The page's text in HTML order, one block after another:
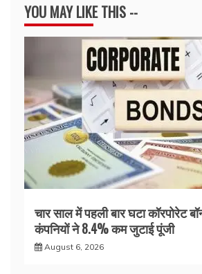
YOU MAY LIKE THIS --
चार साल में पहली बार घटा कॉरपोरेट
कंपनियों ने 8.4% कम जुटाई पूंजी
August 6, 2026